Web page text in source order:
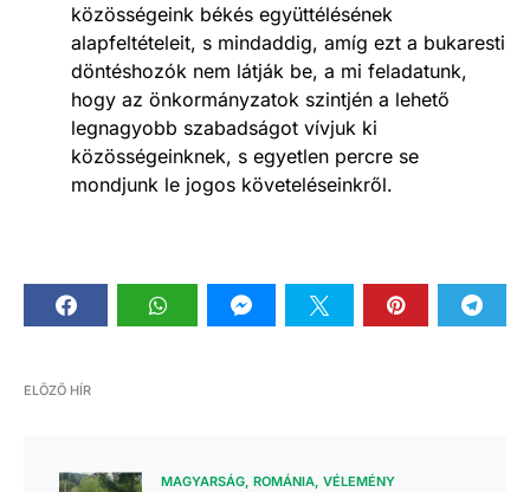
közösségeink békés együttélésének
alapfeltételeit, s mindaddig, amíg ezt a bukaresti
döntéshozók nem látják be, a mi feladatunk,
hogy az önkormányzatok szintjén a lehető
legnagyobb szabadságot vívjuk ki
közösségeinknek, s egyetlen percre se
mondjunk le jogos követeléseinkről.
ELŐZŐ HÍR
MAGYARSÁG ROMÁNIA VÉLEMÉNY